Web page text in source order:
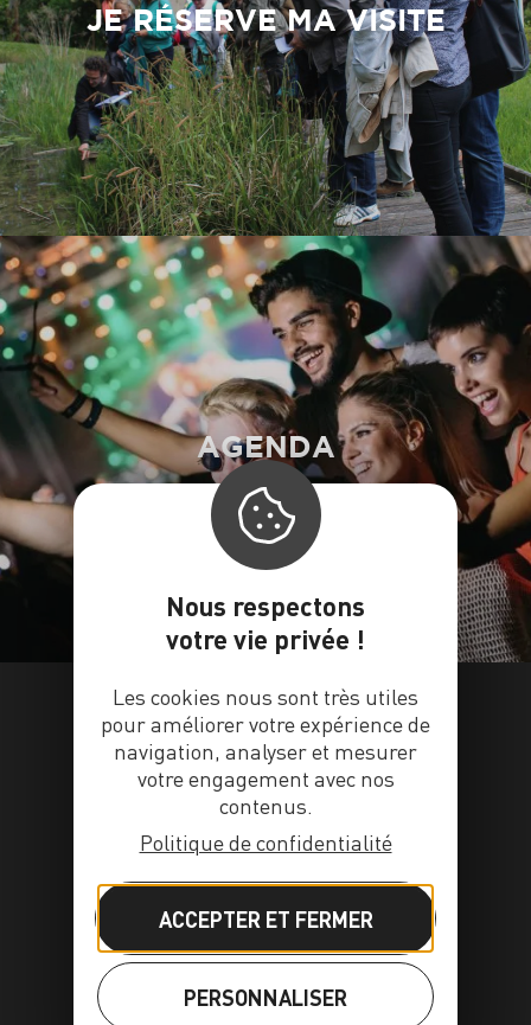
JE RÉSERVE MA VISITE
AGENDA
Nous respectons
votre vie privée !
Les cookies nous sont très utiles
pour améliorer votre expérience de
navigation, analyser et mesurer
votre engagement avec nos
contenus.
Politique de confidentialité
ACCEPTER ET FERMER
PERSONNALISER